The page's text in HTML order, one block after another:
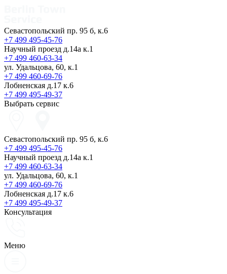
Севастопольский пр. 95 б, к.6
+7 499 495-45-76
Научный проезд д.14а к.1
+7 499 460-63-34
ул. Удальцова, 60, к.1
+7 499 460-69-76
Лобненская д.17 к.6
+7 499 495-49-37
Выбрать сервис
Севастопольский пр. 95 б, к.6
+7 499 495-45-76
Научный проезд д.14а к.1
+7 499 460-63-34
ул. Удальцова, 60, к.1
+7 499 460-69-76
Лобненская д.17 к.6
+7 499 495-49-37
Консультация
Меню